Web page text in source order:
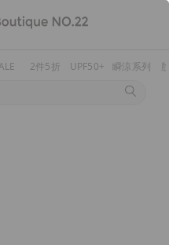
2件5折 UPF50+ 瞬涼系列